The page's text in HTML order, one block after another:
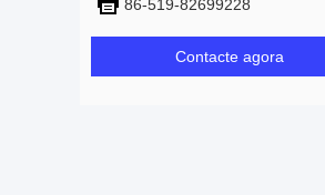
86-519-82699228
Contacte agora